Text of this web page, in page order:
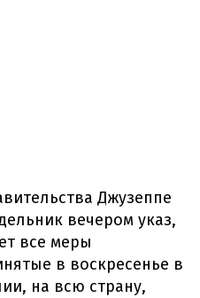
Джузеппе
вечером указ,
все меры
в воскресенье в
на всю страну,